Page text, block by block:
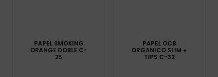
PAPEL SMOKING
ORANGE DOBLE C-
25
PAPEL OCB
ORGANICO SLIM +
TIPS C-32